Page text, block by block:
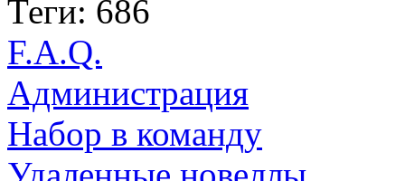
Теги: 686
F.A.Q.
Администрация
Набор в команду